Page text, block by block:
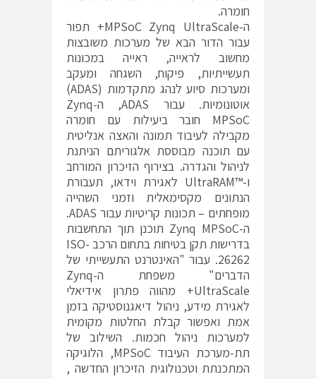
חומרה.
ה-MPSoC Zynq UltraScale+ תפור
עבור הדור הבא של מערכות משובצות
מחשוב לראייה, ראייה במכונות
תעשייתיות, פיקוח, השגחה ומעקב
ומערכות סיוע לנהג מתקדמות (ADAS)
אוטונומיות. עבור ADAS, ה-Zynq
MPSoC חובר ביעילות עם חומרה
מקבילה לעיבוד תמונה והאצה אנליטית
עם תוכנה מבוססת אלגוריתם הניתנת
לניהול והגדרה. בצירוף הזיכרון המורחב
ו-™UltraRAM לאגירת וידאו, תעבורת
הנתונים מקסימאלית וזמני השהייה
מופחתים – תכונות קריטיות עבור ADAS.
ה-Zynq MPSoC תוכנן תוך התחשבות
בדרישות תקן בטיחות בתחום הרכב ISO-
26262. עבור "האינטרנט התעשייתי של
הדברים" משפחת ה-Zynq
UltraScale+ מהווה פתרון אידיאלי
לאגירת מידע, ניהול דיאגנוסטיקה בזמן
אמת ואפשור קבלת החלטות מקומית
למערכות ניהול חכמות. השילוב של
תת-מערכת העיבוד MPSoC, הלוגיקה
המתכנתת וטכנולוגית הזיכרון החדשה ,